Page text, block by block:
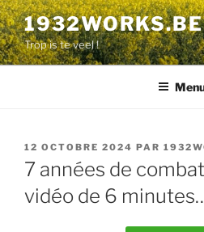
Aller
au
contenu
principal
1932WORKS.BE
Trop is te veel !
PUBLIÉ
LE
12 OCTOBRE 2024 PAR
7 années de
vidéo de 6